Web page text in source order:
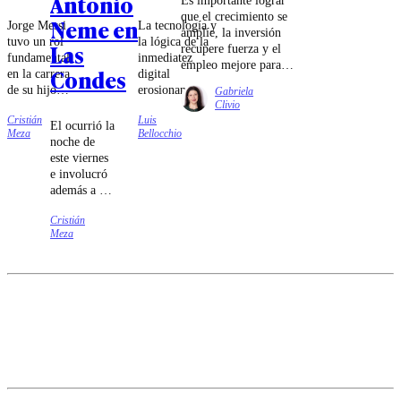
Jorge Messi
tuvo un rol
fundamental
en la carrera
de su hijo,
España para
que jugara
Barcelona.
Cristián
Meza
Neme en
Las
Condes
El ocurrió la
noche de
este viernes
e involucró
además a un
Cristián
Meza
La tecnología y
la lógica de la
inmediatez
digital
erosionan
silenciosamente
los vínculos.
Ante la ilusión
Luis
Bellocchio
que el crecimiento se
amplíe, la inversión
recupere fuerza y el
empleo mejore para
entre la macroeconomía
y la realidad cierre.
Gabriela
Clivio